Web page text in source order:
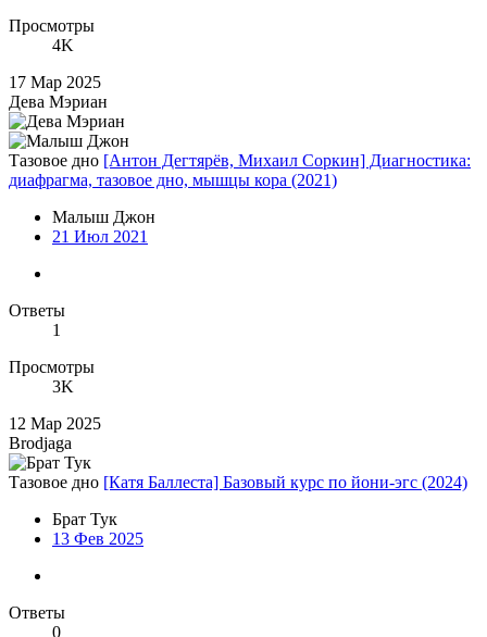
Просмотры
4K
17 Мар 2025
Дева Мэриан
Тазовое дно [Антон Дегтярёв, Михаил Соркин] Диагностика:
диафрагма, тазовое дно, мышцы кора (2021)
Малыш Джон
21 Июл 2021
Ответы
1
Просмотры
3K
12 Мар 2025
Brodjaga
Тазовое дно [Катя Баллеста] Базовый курс по йони-эгс (2024)
Брат Тук
13 Фев 2025
Ответы
0